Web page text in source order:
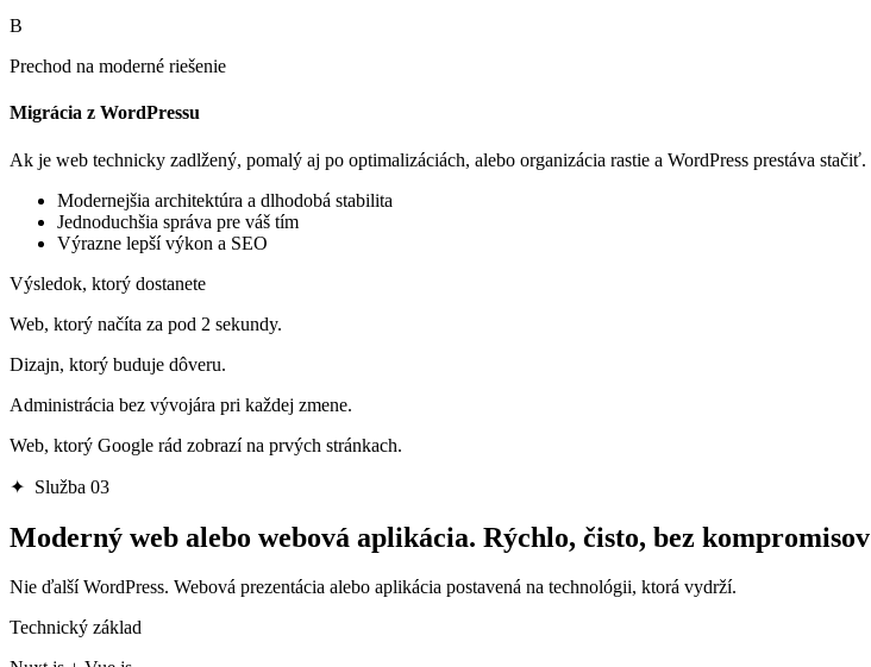
B
Prechod na moderné riešenie
Migrácia z WordPressu
Ak je web technicky zadlžený, pomalý aj po optimalizáciách, alebo organizácia rastie a WordPress prestáva stačiť.
Modernejšia architektúra a dlhodobá stabilita
Jednoduchšia správa pre váš tím
Výrazne lepší výkon a SEO
Výsledok, ktorý dostanete
Web, ktorý načíta za pod 2 sekundy.
Dizajn, ktorý buduje dôveru.
Administrácia bez vývojára pri každej zmene.
Web, ktorý Google rád zobrazí na prvých stránkach.
✦ Služba 03
Moderný web alebo webová aplikácia. Rýchlo, čisto, bez kompromisov
Nie ďalší WordPress. Webová prezentácia alebo aplikácia postavená na technológii, ktorá vydrží.
Technický základ